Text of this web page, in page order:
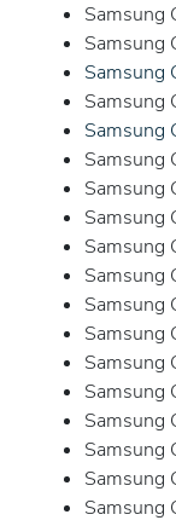
Samsung
Samsung
Samsung
Samsung
Samsung
Samsung
Samsung
Samsung
Samsung
Samsung
Samsung
Samsung
Samsung
Samsung
Samsung
Samsung
Samsung
Samsung